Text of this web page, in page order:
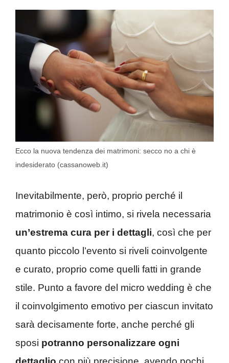
Ecco la nuova tendenza dei matrimoni: secco no a chi è
indesiderato (cassanoweb.it)
Inevitabilmente, però, proprio perché il
matrimonio è così intimo, si rivela necessaria
un’estrema cura per i dettagli, così che per
quanto piccolo l’evento si riveli coinvolgente
e curato, proprio come quelli fatti in grande
stile. Punto a favore del micro wedding è che
il coinvolgimento emotivo per ciascun invitato
sarà decisamente forte, anche perché gli
sposi potranno personalizzare ogni